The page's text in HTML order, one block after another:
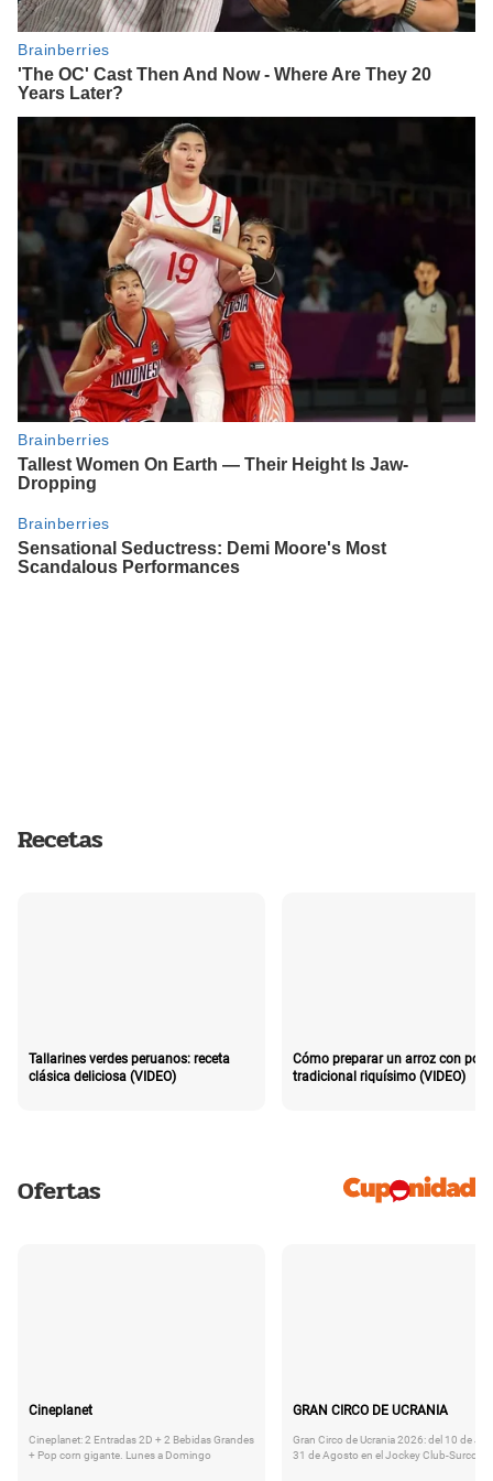
Recetas
Tallarines verdes peruanos: receta
clásica deliciosa (VIDEO)
Cómo preparar un arroz con pollo
tradicional riquísimo (VIDEO)
Ofertas
Cineplanet
Cineplanet: 2 Entradas 2D + 2 Bebidas Grandes
+ Pop corn gigante. Lunes a Domingo
GRAN CIRCO DE UCRANIA
Gran Circo de Ucrania 2026: del 10 de
31 de Agosto en el Jockey Club-Surco